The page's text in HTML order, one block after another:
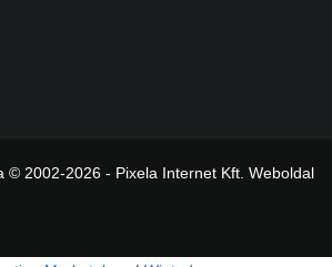
© 2002-2026 - Pixela Internet Kft. Weboldal